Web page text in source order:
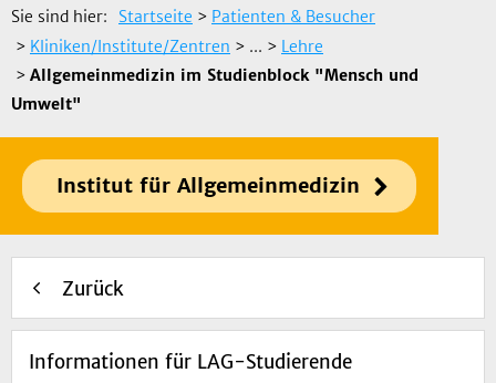
Sie sind hier: Startseite > Patienten & Besucher
> Kliniken/Institute/Zentren > ... > Lehre
> Allgemeinmedizin im Studienblock "Mensch und
Umwelt"
Institut für Allgemeinmedizin
Zurück
Informationen für LAG-Studierende